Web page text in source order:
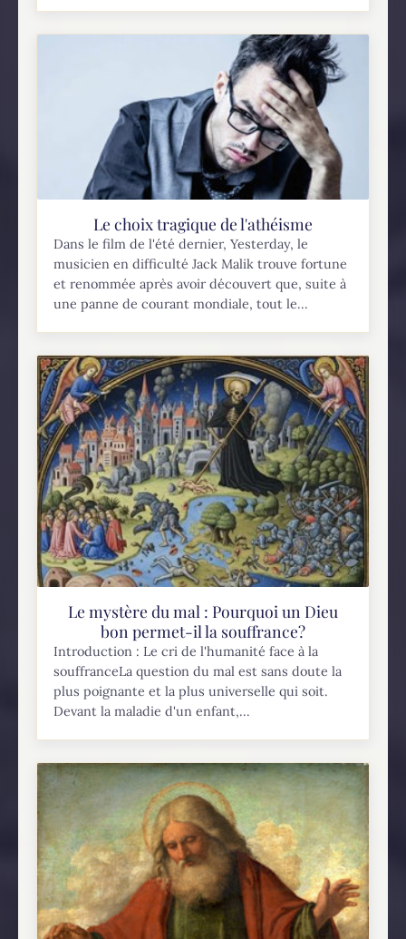
Le choix tragique de l'athéisme
Dans le film de l'été dernier, Yesterday, le
musicien en difficulté Jack Malik trouve fortune
et renommée après avoir découvert que, suite à
une panne de courant mondiale, tout le...
Le mystère du mal : Pourquoi un Dieu
bon permet-il la souffrance?
Introduction : Le cri de l'humanité face à la
souffranceLa question du mal est sans doute la
plus poignante et la plus universelle qui soit.
Devant la maladie d'un enfant,...